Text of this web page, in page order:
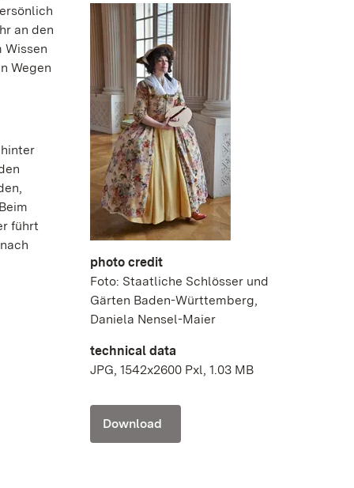
an den
Wissen
Wegen
führt
photo credit
Foto: Staatliche Schlösser und
Gärten Baden-Württemberg,
Daniela Nensel-Maier
technical data
JPG, 1542x2600 Pxl, 1.03 MB
Download